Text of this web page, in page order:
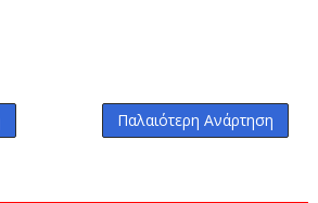
Παλαιότερη Ανάρτηση